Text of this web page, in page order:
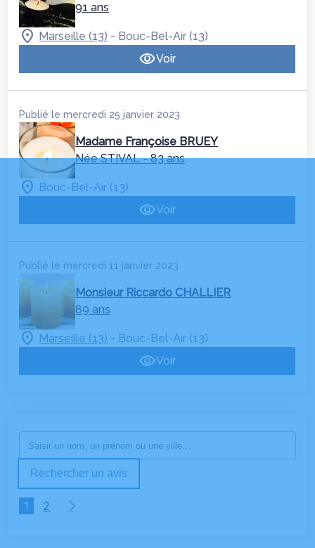
91 ans
Marseille (13) - Bouc-Bel-Air (13)
Voir
Publié le mercredi 25 janvier 2023
Madame Françoise BRUEY
Née STIVAL - 83 ans
Bouc-Bel-Air (13)
Voir
Publié le mercredi 11 janvier 2023
Monsieur Riccardo CHALLIER
89 ans
Marseille (13) - Bouc-Bel-Air (13)
Voir
Rechercher un avis
1 2